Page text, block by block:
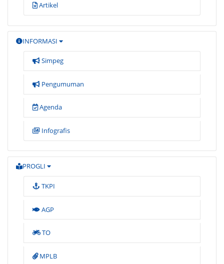
Artikel
INFORMASI
Simpeg
Pengumuman
Agenda
Infografis
PROGLI
TKPI
AGP
TO
MPLB